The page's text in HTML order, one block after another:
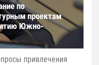
по
проектам
Южно-
привлечения